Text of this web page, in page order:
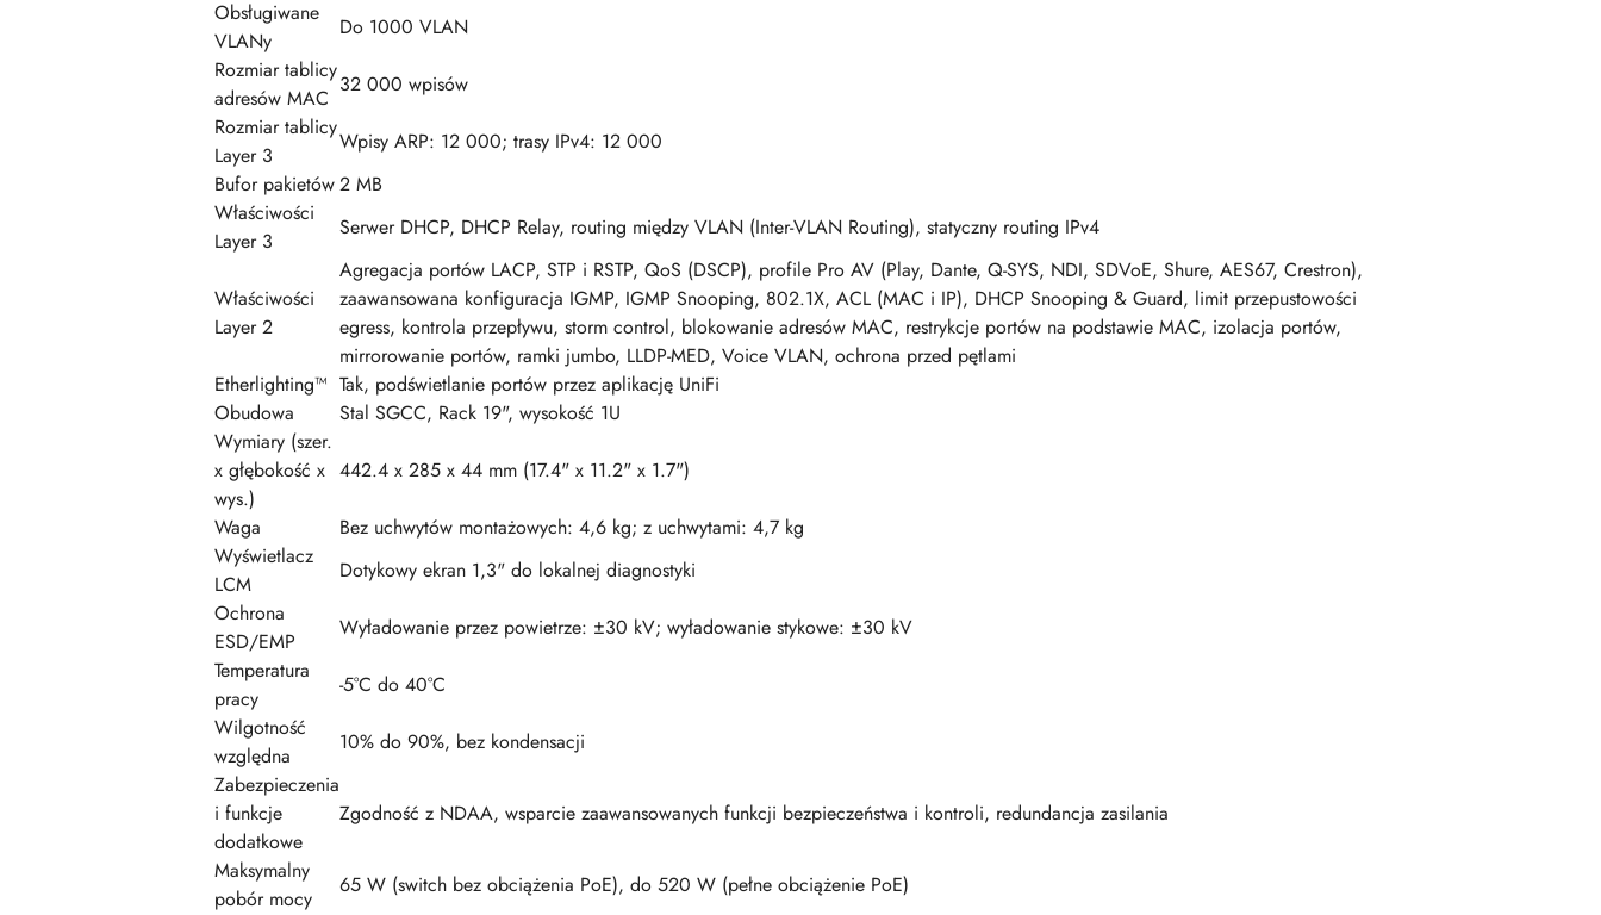
Obsługiwane
VLANy
Do 1000 VLAN
Rozmiar tablicy
adresów MAC
32 000 wpisów
Rozmiar tablicy
Layer 3
Wpisy ARP: 12 000; trasy IPv4: 12 000
Bufor pakietów2 MB
Właściwości
Layer 3
Serwer DHCP, DHCP Relay, routing między VLAN (Inter-VLAN Routing), statyczny routing IPv4
Właściwości
Layer 2
Agregacja portów LACP, STP i RSTP, QoS (DSCP), profile Pro AV (Play, Dante, Q-SYS, NDI, SDVoE, Shure, AES67, Crestron),
zaawansowana konfiguracja IGMP, IGMP Snooping, 802.1X, ACL (MAC i IP), DHCP Snooping & Guard, limit przepustowości
egress, kontrola przepływu, storm control, blokowanie adresów MAC, restrykcje portów na podstawie MAC, izolacja portów,
mirrorowanie portów, ramki jumbo, LLDP-MED, Voice VLAN, ochrona przed pętlami
Etherlighting™ Tak, podświetlanie portów przez aplikację UniFi
Obudowa
Stal SGCC, Rack 19", wysokość 1U
Wymiary (szer.
x głębokość x
wys.)
442.4 x 285 x 44 mm (17.4" x 11.2" x 1.7")
Waga
Bez uchwytów montażowych: 4,6 kg; z uchwytami: 4,7 kg
Wyświetlacz
LCM
Dotykowy ekran 1,3" do lokalnej diagnostyki
Ochrona
ESD/EMP
Wyładowanie przez powietrze: ±30 kV; wyładowanie stykowe: ±30 kV
Temperatura
pracy
-5°C do 40°C
Wilgotność
względna
10% do 90%, bez kondensacji
Zabezpieczenia
i funkcje
dodatkowe
Zgodność z NDAA, wsparcie zaawansowanych funkcji bezpieczeństwa i kontroli, redundancja zasilania
Maksymalny
pobór mocy
65 W (switch bez obciążenia PoE), do 520 W (pełne obciążenie PoE)